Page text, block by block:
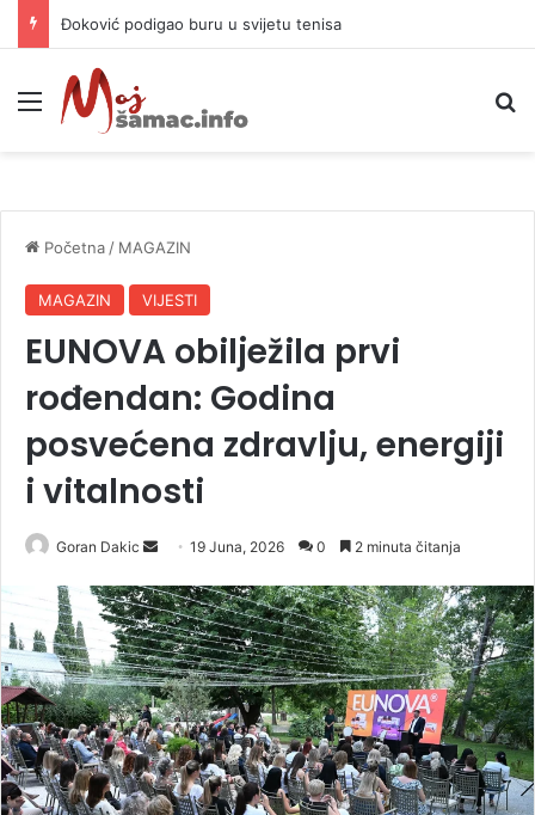
APIF izgubio spor sa komšijama, mora platiti 10.000 KM
Meni
Početna / MAGAZIN
MAGAZIN VIJESTI
EUNOVA obilježila prvi
rođendan: Godina
posvećena zdravlju, energiji
i vitalnosti
Goran Dakic
n
d
a
n
e
m
a
i
19 Juna, 2026 0 2 minuta čitanja